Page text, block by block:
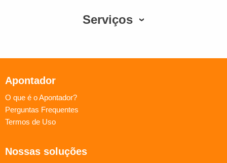
Serviços
Apontador
O que é o Apontador?
Perguntas Frequentes
Termos de Uso
Nossas soluções